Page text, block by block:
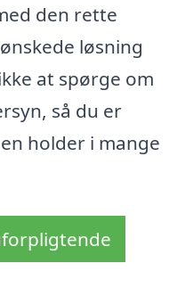
den rette
løsning
at spørge om
så du er
holder i mange